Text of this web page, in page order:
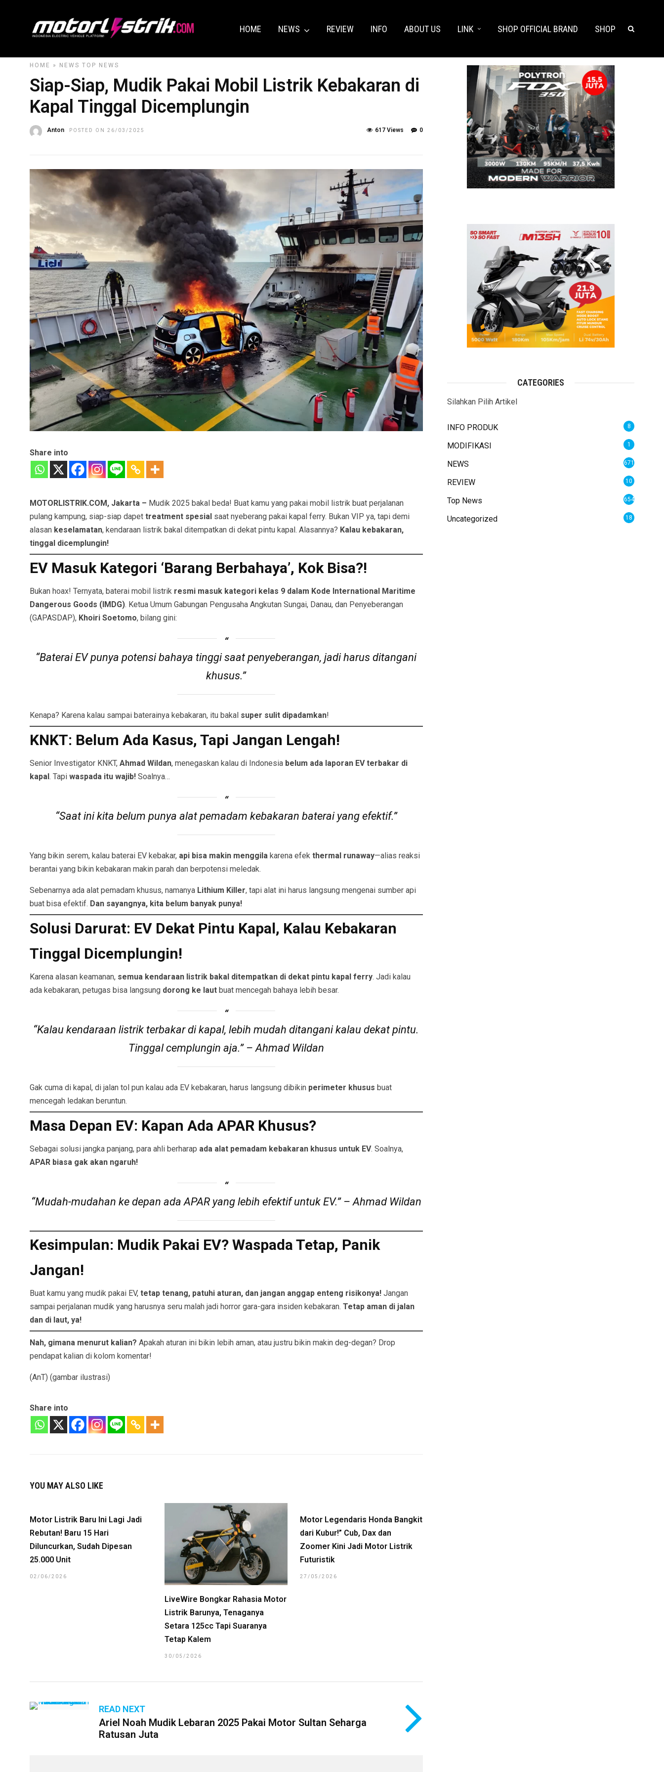
HOME NEWS REVIEW INFO ABOUT US LINK SHOP OFFICIAL BRAND SHOP
HOME » NEWS TOP NEWS
Siap-Siap, Mudik Pakai Mobil Listrik Kebakaran di
Kapal Tinggal Dicemplungin
Anton POSTED ON 26/03/2025 0
617 Views
Share into
MOTORLISTRIK.COM, Jakarta – Mudik 2025 bakal beda! Buat kamu yang pakai mobil listrik buat perjalanan
pulang kampung, siap-siap dapet treatment spesial saat nyeberang pakai kapal ferry. Bukan VIP ya, tapi demi
alasan keselamatan, kendaraan listrik bakal ditempatkan di dekat pintu kapal. Alasannya? Kalau kebakaran,
tinggal dicemplungin!
EV Masuk Kategori ‘Barang Berbahaya’, Kok Bisa?!
Bukan hoax! Ternyata, baterai mobil listrik resmi masuk kategori kelas 9 dalam Kode International Maritime
Dangerous Goods (IMDG). Ketua Umum Gabungan Pengusaha Angkutan Sungai, Danau, dan Penyeberangan
(GAPASDAP), Khoiri Soetomo, bilang gini:
“Baterai EV punya potensi bahaya tinggi saat penyeberangan, jadi harus ditangani
khusus.”
Kenapa? Karena kalau sampai baterainya kebakaran, itu bakal super sulit dipadamkan!
KNKT: Belum Ada Kasus, Tapi Jangan Lengah!
Senior Investigator KNKT, Ahmad Wildan, menegaskan kalau di Indonesia belum ada laporan EV terbakar di
kapal . Tapi waspada itu wajib! Soalnya…
“Saat ini kita belum punya alat pemadam kebakaran baterai yang efektif.”
Yang bikin serem, kalau baterai EV kebakar, api bisa makin menggila karena efek thermal runaway—alias reaksi
berantai yang bikin kebakaran makin parah dan berpotensi meledak.
Sebenarnya ada alat pemadam khusus, namanya Lithium Killer, tapi alat ini harus langsung mengenai sumber api
buat bisa efektif. Dan sayangnya, kita belum banyak punya!
Solusi Darurat: EV Dekat Pintu Kapal, Kalau Kebakaran
Tinggal Dicemplungin!
Karena alasan keamanan, semua kendaraan listrik bakal ditempatkan di dekat pintu kapal ferry. Jadi kalau
ada kebakaran, petugas bisa langsung dorong ke laut buat mencegah bahaya lebih besar.
“Kalau kendaraan listrik terbakar di kapal, lebih mudah ditangani kalau dekat pintu.
Tinggal cemplungin aja.”– Ahmad Wildan
Gak cuma di kapal, di jalan tol pun kalau ada EV kebakaran, harus langsung dibikin perimeter khusus buat
mencegah ledakan beruntun.
Masa Depan EV: Kapan Ada APAR Khusus?
Sebagai solusi jangka panjang, para ahli berharap ada alat pemadam kebakaran khusus untuk EV. Soalnya,
APAR biasa gak akan ngaruh!
“Mudah-mudahan ke depan ada APAR yang lebih efektif untuk EV.”– Ahmad Wildan
Kesimpulan: Mudik Pakai EV? Waspada Tetap, Panik
Jangan!
Buat kamu yang mudik pakai EV, tetap tenang, patuhi aturan, dan jangan anggap enteng risikonya! Jangan
sampai perjalanan mudik yang harusnya seru malah jadi horror gara-gara insiden kebakaran. Tetap aman di jalan
dan di laut, ya!
Nah, gimana menurut kalian? Apakah aturan ini bikin lebih aman, atau justru bikin makin deg-degan? Drop
pendapat kalian di kolom komentar!
(AnT) (gambar ilustrasi)
Share into
YOU MAY ALSO LIKE
Motor Listrik Baru Ini Lagi Jadi
Rebutan! Baru 15 Hari
Diluncurkan, Sudah Dipesan
25.000 Unit
02/06/2026
LiveWire Bongkar Rahasia Motor
Listrik Barunya, Tenaganya
Setara 125cc Tapi Suaranya
Tetap Kalem
30/05/2026
Motor Legendaris Honda Bangkit
dari Kubur!” Cub, Dax dan
Zoomer Kini Jadi Motor Listrik
Futuristik
27/05/2026
READ NEXT
Ariel Noah Mudik Lebaran 2025 Pakai Motor Sultan Seharga
Ratusan Juta
CATEGORIES
Silahkan Pilih Artikel
INFO PRODUK 8
MODIFIKASI 1
NEWS 671
REVIEW 10
Top News 654
Uncategorized 18